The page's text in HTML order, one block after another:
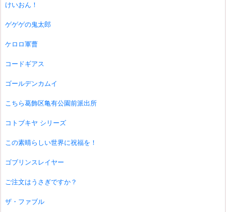
けいおん！
ゲゲゲの鬼太郎
ケロロ軍曹
コードギアス
ゴールデンカムイ
こちら葛飾区亀有公園前派出所
コトブキヤ シリーズ
この素晴らしい世界に祝福を！
ゴブリンスレイヤー
ご注文はうさぎですか？
ザ・ファブル